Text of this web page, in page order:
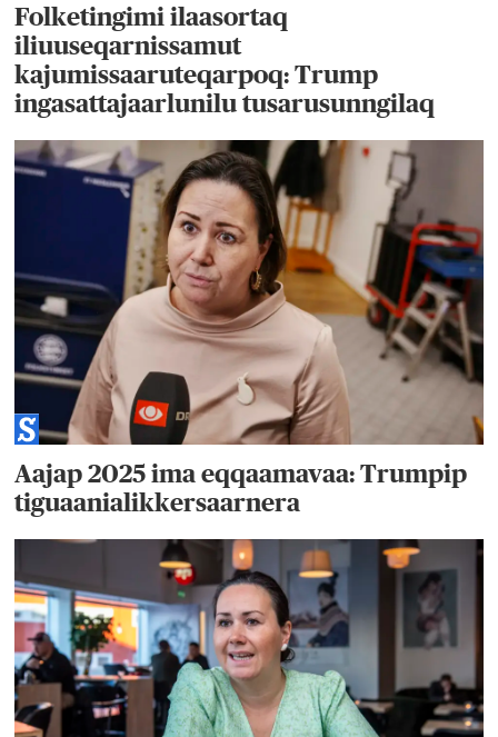
Folketingimi ilaasortaq
iliuuseqarnissamut
kajumissaaruteqarpoq: Trump
ingasattajaarlunilu tusarusunngilaq
Aajap 2025 ima eqqaamavaa: Trumpip
tiguaanialikkersaarnera